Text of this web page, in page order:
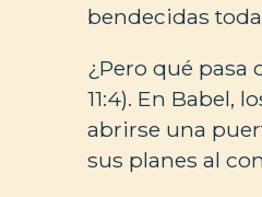
bendecidas
¿Pero qué pasa
11:4). En Babel,
abrirse una
sus planes al